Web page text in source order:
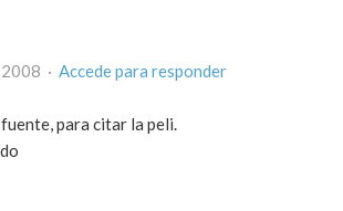
· Accede para responder
para citar la peli.